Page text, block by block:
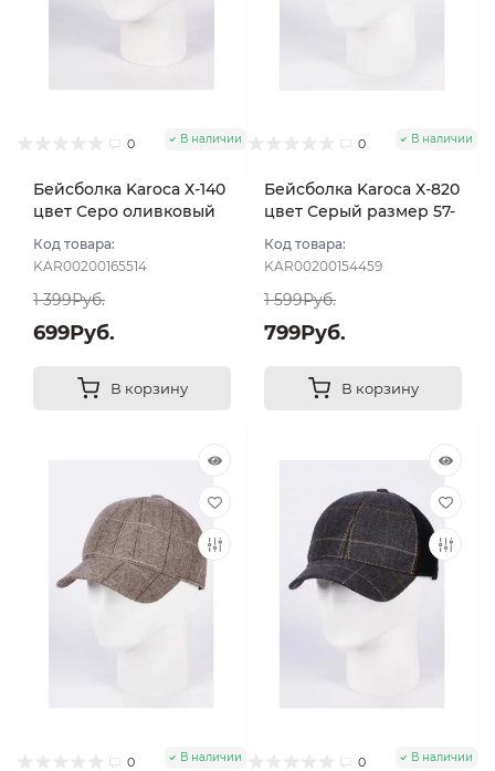
0 В наличии
Бейсболка Karoca Х-140
цвет Серо оливковый
Код товара:
KAR00200165514
1 399Руб.
699Руб.
В корзину
0 В наличии
Бейсболка Karoca Х-820
цвет Серый размер 57-
Код товара:
KAR00200154459
1 599Руб.
799Руб.
В корзину
0 В наличии 0 В наличии